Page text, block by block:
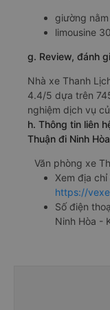
giường
limousine
g. Review, đánh
Nhà xe Thanh
4.4/5 dựa trên
nghiệm dịch vụ
h. Thông tin liên
Thuận đi Ninh
Văn phòng xe
Xem địa
https://
Số điện
Ninh Hòa -